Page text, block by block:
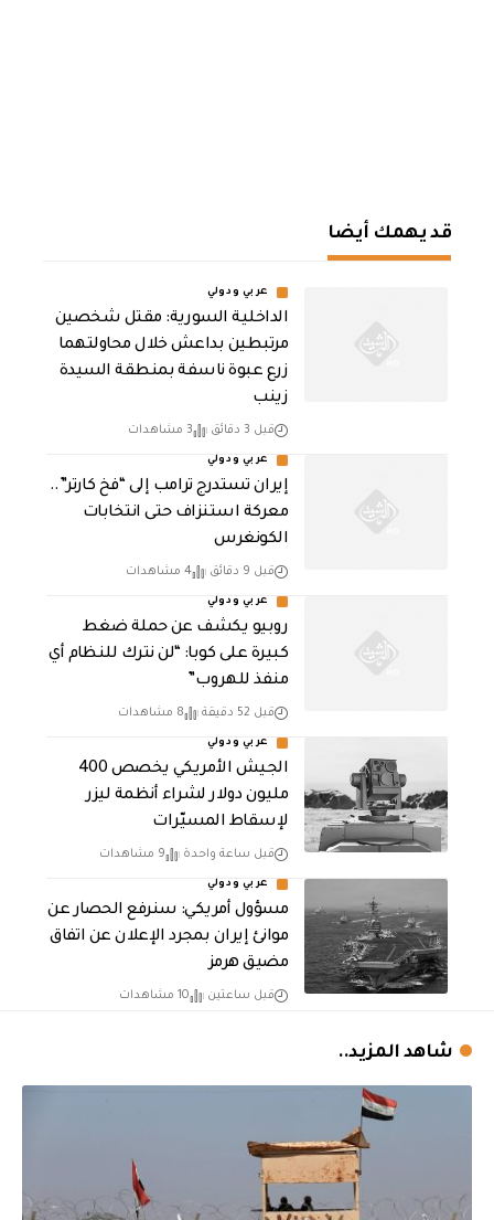
قد يهمك أيضا
عربي ودولي
الداخلية السورية: مقتل شخصين
مرتبطين بداعش خلال محاولتهما
زرع عبوة ناسفة بمنطقة السيدة
زينب
قبل 3 دقائق 3 مشاهدات
عربي ودولي
إيران تستدرج ترامب إلى “فخ كارتر”..
معركة استنزاف حتى انتخابات
الكونغرس
قبل 9 دقائق 4 مشاهدات
عربي ودولي
روبيو يكشف عن حملة ضغط
كبيرة على كوبا: “لن نترك للنظام أي
منفذ للهروب”
قبل 52 دقيقة 8 مشاهدات
عربي ودولي
الجيش الأمريكي يخصص 400
مليون دولار لشراء أنظمة ليزر
لإسقاط المسيّرات
قبل ساعة واحدة 9 مشاهدات
عربي ودولي
مسؤول أمريكي: سنرفع الحصار عن
موانئ إيران بمجرد الإعلان عن اتفاق
مضيق هرمز
قبل ساعتين 10 مشاهدات
شاهد المزيد..